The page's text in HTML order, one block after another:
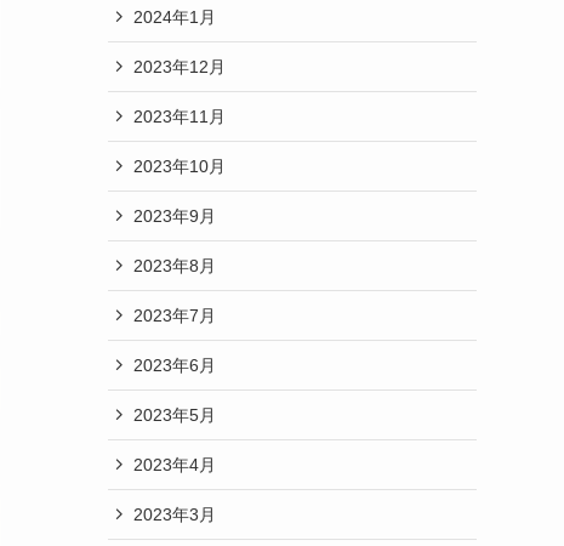
2024年1月
2023年12月
2023年11月
2023年10月
2023年9月
2023年8月
2023年7月
2023年6月
2023年5月
2023年4月
2023年3月